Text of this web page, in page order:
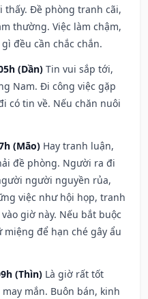
Đề phòng tranh cãi,
thường. Việc làm chậm,
đều cần chắc chắn.
(Dần) Tin vui sắp tới,
Nam. Đi công việc gặp
có tin về. Nếu chăn nuôi
(Mão) Hay tranh luận,
đề phòng. Người ra đi
người nguyền rủa,
việc như hội họp, tranh
giờ này. Nếu bắt buộc
để hạn ché gây ẩu
(Thìn) Là giờ rất tốt
mắn. Buôn bán, kinh